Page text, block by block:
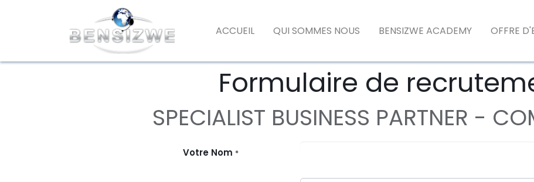
ACCUEIL QUI SOMMES NOUS BENSIZWE ACADEMY OFFRE
Formulaire de
SPECIALIST BUSINESS PARTNER -
Votre Nom *